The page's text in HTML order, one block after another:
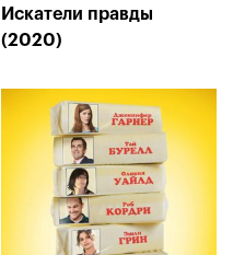
Искатели правды
(2020)